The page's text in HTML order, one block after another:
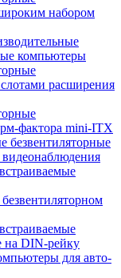
набором
компьютеры
расширения
фактора mini-ITX
безвентиляторные
на DIN-рейку
для авто-